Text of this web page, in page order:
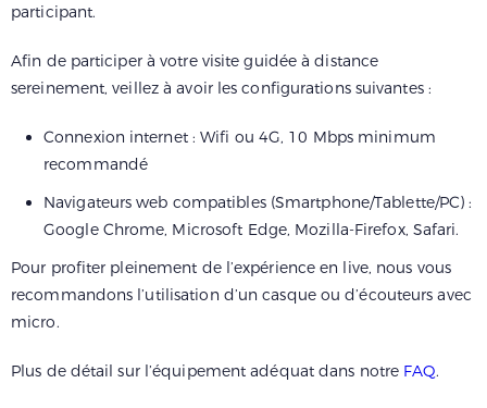
participant.
Afin de participer à votre visite guidée à distance
sereinement, veillez à avoir les configurations suivantes :
Connexion internet : Wifi ou 4G, 10 Mbps minimum
recommandé
Navigateurs web compatibles (Smartphone/Tablette/PC) :
Google Chrome, Microsoft Edge, Mozilla-Firefox, Safari.
Pour profiter pleinement de l’expérience en live, nous vous
recommandons l’utilisation d’un casque ou d’écouteurs avec
micro.
Plus de détail sur l’équipement adéquat dans notre FAQ.